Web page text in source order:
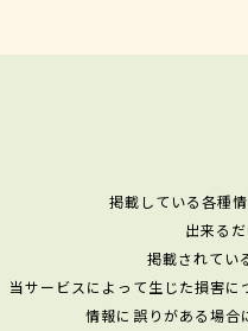
掲載している各種
出来る
掲載されてい
当サービスによって生じた損害に
情報に誤りがある場合